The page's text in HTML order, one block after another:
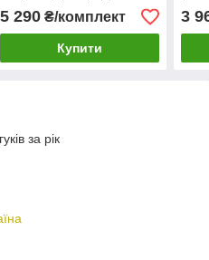
5 290₴/комплект
Купити
3
за рік